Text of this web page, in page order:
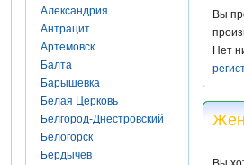
Александрия
Антрацит
Артемовск
Балта
Барышевка
Белая Церковь
Белгород-Днестровский
Белогорск
Бердычев
Вы
Нет